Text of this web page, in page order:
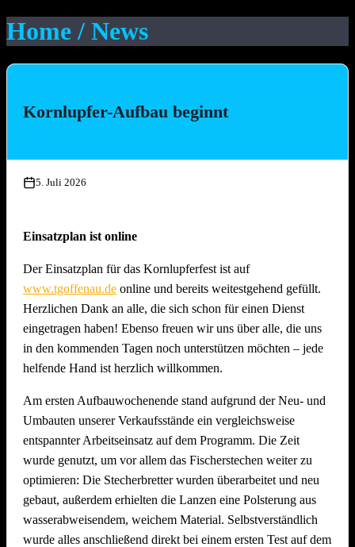
Home / News
Kornlupfer-Aufbau beginnt
5. Juli 2026
Einsatzplan ist online
Der Einsatzplan für das Kornlupferfest ist auf
www.tgoffenau.de online und bereits weitestgehend gefüllt.
Herzlichen Dank an alle, die sich schon für einen Dienst
eingetragen haben! Ebenso freuen wir uns über alle, die uns
in den kommenden Tagen noch unterstützen möchten – jede
helfende Hand ist herzlich willkommen.
Am ersten Aufbauwochenende stand aufgrund der Neu- und
Umbauten unserer Verkaufsstände ein vergleichsweise
entspannter Arbeitseinsatz auf dem Programm. Die Zeit
wurde genutzt, um vor allem das Fischerstechen weiter zu
optimieren: Die Stecherbretter wurden überarbeitet und neu
gebaut, außerdem erhielten die Lanzen eine Polsterung aus
wasserabweisendem, weichem Material. Selbstverständlich
wurde alles anschließend direkt bei einem ersten Test auf dem